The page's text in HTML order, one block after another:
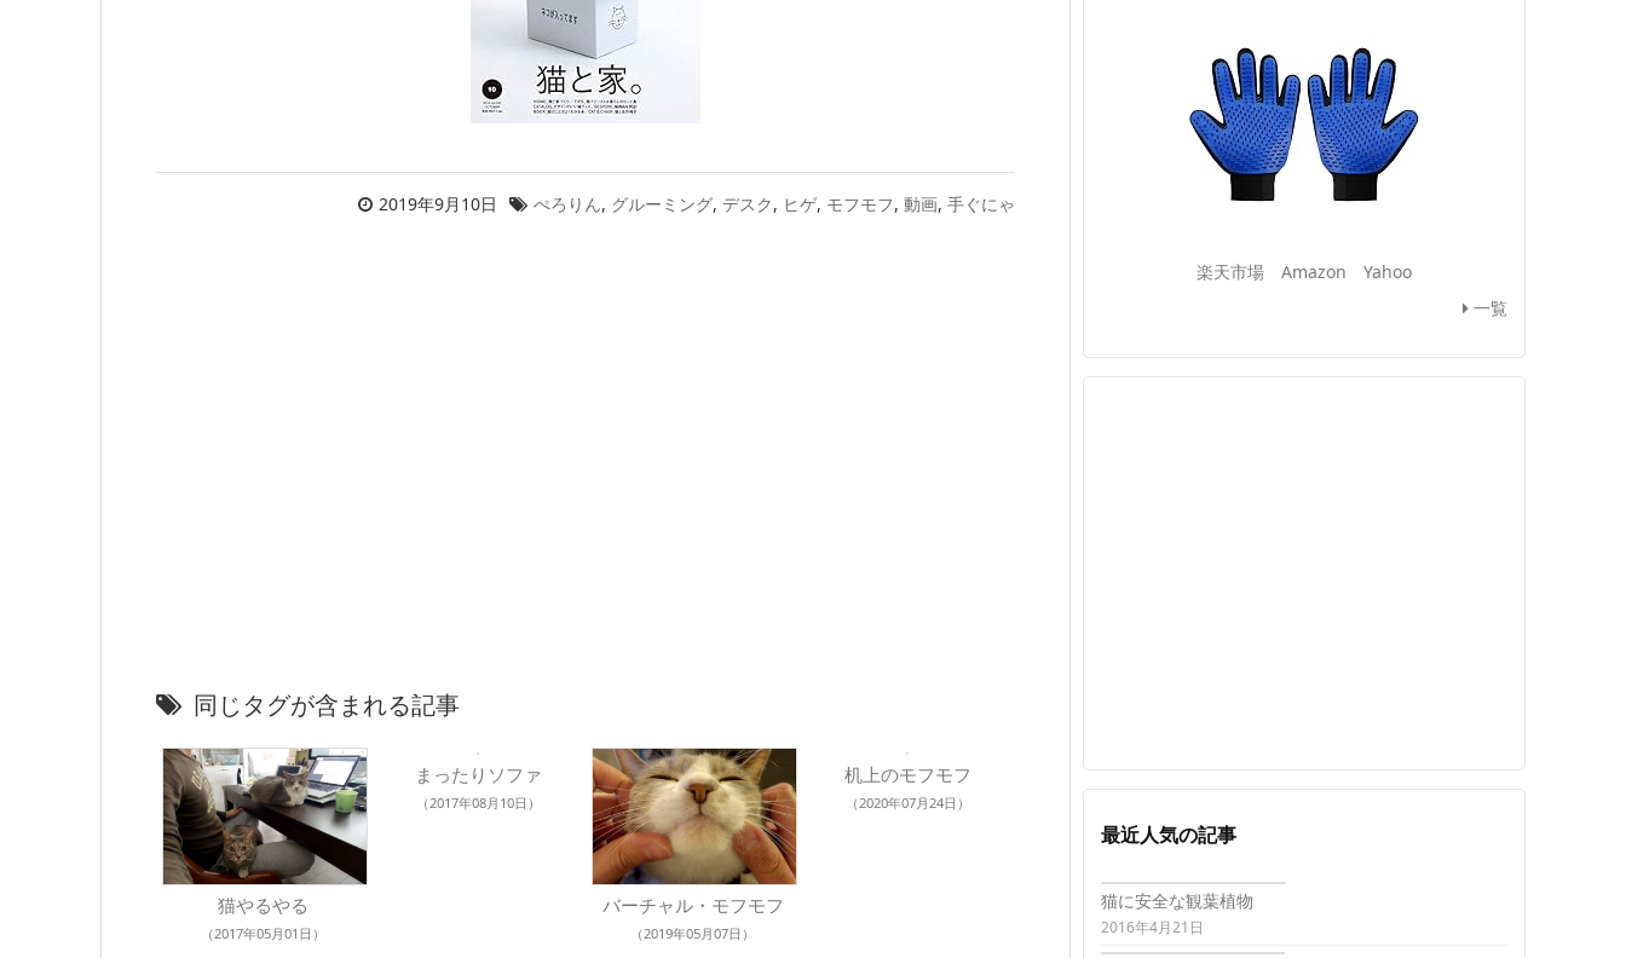
2019年9月10日 ぺろりん, グルーミング, デスク, ヒゲ, モフモフ, 動画, 手ぐにゃ
同じタグが含まれる記事
猫やるやる
（2017年05月01日）
まったりソファ
（2017年08月10日）
バーチャル・モフモフ
（2019年05月07日）
机上のモフモフ
（2020年07月24日）
楽天市場 Amazon
Yahoo
一覧
最近人気の記事
猫に安全な観葉植物
2016年4月21日